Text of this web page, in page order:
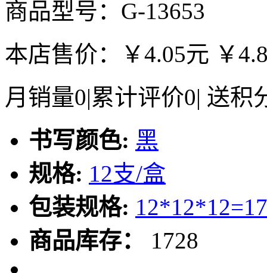
商品型号：G-13653
本店售价：
￥4.05元 ￥
月销量0|累计评价0| 送积
书写颜色: 黑
规格: 12支/盒
包装规格:
商品库存：
1728